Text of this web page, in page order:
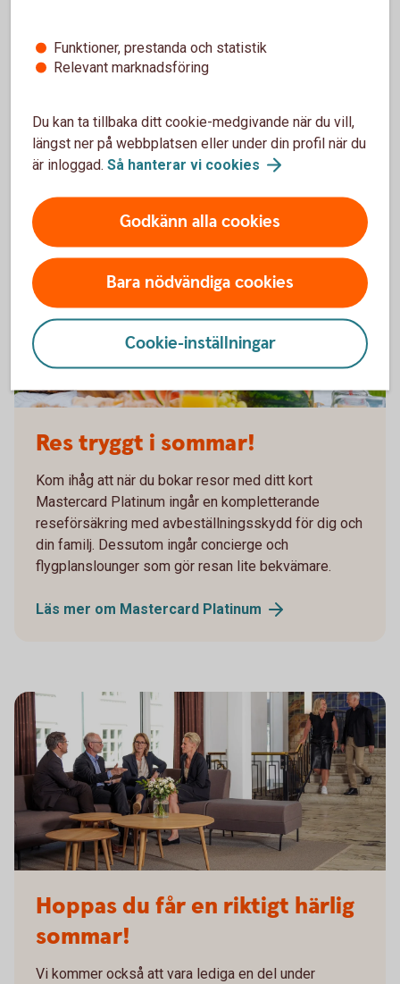
bodelning ska gå till, med målet att göra processen
både snabbare och tryggare.
Läs intervju med Alma, jurist på Juristgruppen
VästAB
Res tryggt i sommar!
Kom ihåg att när du bokar resor med ditt kort
Mastercard Platinum ingår en kompletterande
reseförsäkring med avbeställningsskydd för dig och
din familj. Dessutom ingår concierge och
flygplanslounger som gör resan lite bekvämare.
Läs mer om Mastercard Platinum
Hoppas du får en riktigt härlig
sommar!
Vi kommer också att vara lediga en del under
Funktioner, prestanda och statistik
Relevant marknadsföring
Du kan ta tillbaka ditt cookie-medgivande när du vill,
längst ner på webbplatsen eller under din profil när du
är inloggad. Så hanterar vi cookies
Godkänn alla cookies
Bara nödvändiga cookies
Cookie-inställningar